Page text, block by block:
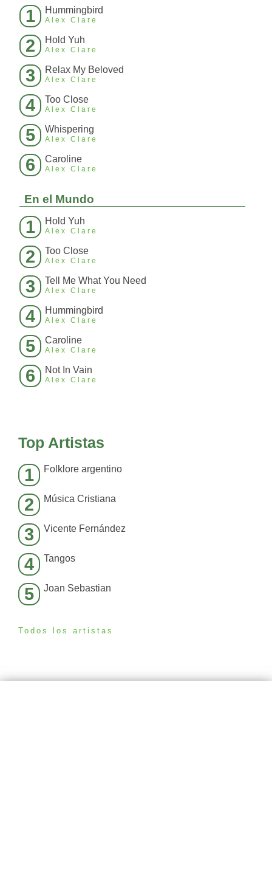
1 Hummingbird
Alex Clare
2 Hold Yuh
Alex Clare
3 Relax My Beloved
Alex Clare
4 Too Close
Alex Clare
5 Whispering
Alex Clare
6 Caroline
Alex Clare
En el Mundo
1 Hold Yuh
Alex Clare
2 Too Close
Alex Clare
3 Tell Me What You Need
Alex Clare
4 Hummingbird
Alex Clare
5 Caroline
Alex Clare
6 Not In Vain
Alex Clare
Top Artistas
1 Folklore argentino
2 Música Cristiana
3 Vicente Fernández
4 Tangos
5 Joan Sebastian
Todos los artistas